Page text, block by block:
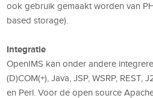
ook gebruik gemaakt worden van
based storage).
Integratie
OpenIMS kan onder andere
(D)COM(+), Java, JSP, WSRP, REST,
en Perl. Voor de open source